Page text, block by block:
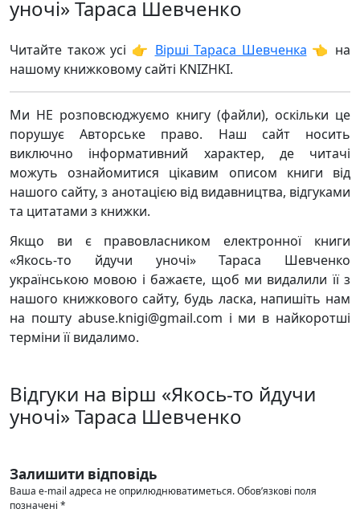
уночі» Тараса Шевченко
Читайте також усі 👉 Вірші Тараса Шевченка 👈 на
нашому книжковому сайті KNIZHKI.
Ми НЕ розповсюджуємо книгу (файли), оскільки це
порушує Авторське право. Наш сайт носить
виключно інформативний характер, де читачі
можуть ознайомитися цікавим описом книги від
нашого сайту, з анотацією від видавництва, відгуками
та цитатами з книжки.
Якщо ви є правовласником електронної книги
«Якось-то йдучи уночі» Тараса Шевченко
українською мовою і бажаєте, щоб ми видалили її з
нашого книжкового сайту, будь ласка, напишіть нам
на пошту abuse.knigi@gmail.com і ми в найкоротші
терміни її видалимо.
Відгуки на вірш «Якось-то йдучи
уночі» Тараса Шевченко
Залишити відповідь
Ваша e-mail адреса не оприлюднюватиметься.Обов’язкові поля
позначені *